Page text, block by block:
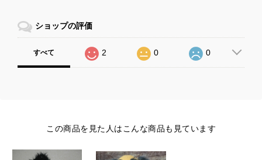
ショップの評価
すべて 2 0 0
この商品を見た人はこんな商品も見ています